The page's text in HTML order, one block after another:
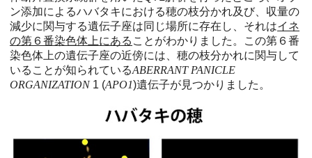
ン添加によるハバタキにおける穂の枝分かれ及び、収量の
減少に関与する遺伝子座は同じ場所に存在し、それはイネ
の第６番染色体上にある ことがわかりました。この第６番
染色体上の遺伝子座の近傍には、穂の枝分かれに関与して
いることが知られているABERRANT PANICLE
ORGANIZATION1 (APO1)遺伝子が見つかりました。